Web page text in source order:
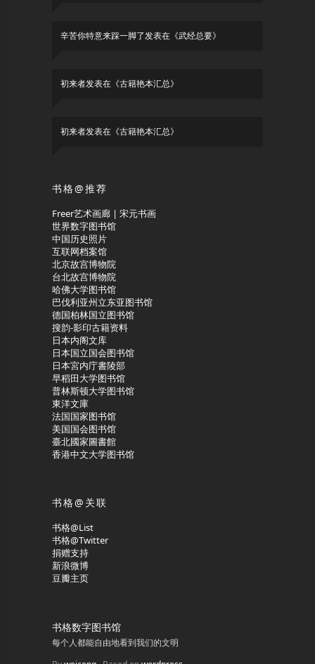
辛苦你特意来踩一脚了发表在《武经总要》
初来者发表在《古籍艳本汇总》
初来者发表在《古籍艳本汇总》
书格@推荐
Freer艺术画廊 | 宋元书画
世界数字图书馆
中国历史照片
互联网档案馆
北京故宫博物院
台北故宫博物院
哈佛大学图书馆
巴伐利亚州立东亚图书馆
德国柏林国立图书馆
搜韵-影印古籍资料
日本内阁文库
日本国立国会图书馆
日本宮内庁書陵部
早稻田大学图书馆
普林斯顿大学图书馆
東洋文庫
法国国家图书馆
美国国会图书馆
臺北國家圖書館
香港中文大学图书馆
书格@关联
书格@List
书格@Twitter
捐赠支持
新浪微博
豆瓣主页
书格数字图书馆
每个人都能自由地看到我们的文明